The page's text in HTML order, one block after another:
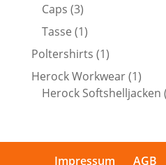
Caps 33
Produkte
Tasse 11
Produkt
Poltershirts 11
Produkt
Herock Workwear 11
Herock Softshelljacken
Impressum AGB